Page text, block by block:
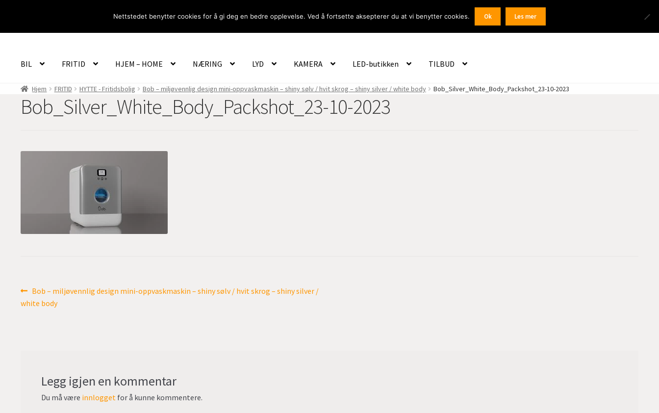
Om Oss Logg inn / Registrer
Products
search
BIL FRITID HJEM – HOME NÆRING LYD KAMERA LED-butikken TILBUD
Hjem FRITID HYTTE - Fritidsbolig Bob – miljøvennlig design mini-oppvaskmaskin – shiny sølv / hvit skrog – shiny silver / white body Bob_Silver_White_Body_Packshot_23-10-2023
Bob_Silver_White_Body_Packshot_23-10-2023
Innleggsnavigasjon
Forrige
innlegg:
Bob – miljøvennlig design mini-oppvaskmaskin – shiny sølv / hvit skrog – shiny silver /
white body
Legg igjen en kommentar
Du må være innlogget for å kunne kommentere.
Nettstedet benytter cookies for å gi deg en bedre opplevelse. Ved å fortsette aksepterer du at vi benytter cookies. Ok Les mer